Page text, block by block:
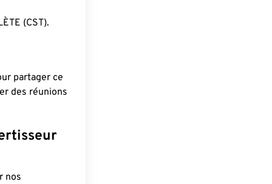
(CST).
partager ce
des réunions
nos